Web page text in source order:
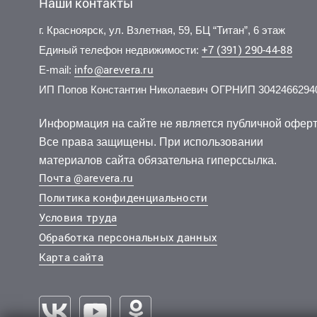
7 000 000 руб. 179 028 руб./м2
2-комн. 39.1 м 3 эт. из 9
Центральный, Дубровинского улица 56
5 800
2-комн.
5 200 000 руб. 125 908 руб./м2
1-комн. 41.3 м 19 эт.из 25
Свердловский, Судостроительная улица 27д
4 800
1-комн.
г. Красноярск, ул. Взлетная, 59, БЦ “Титан”, 6 этаж
Единый телефон недвижимости: +7 (391) 290-44-88
E-mail: info@arevera.ru
ИП Попов Константин Николаевич ОГРНИП
Информация на сайте не является публичной
Все права защищены. При использовании
материалов сайта обязательна гиперссылка.
Почта @arevera.ru
Политика конфиденциальности
Условия труда
Обработка персональных данных
Карта сайта